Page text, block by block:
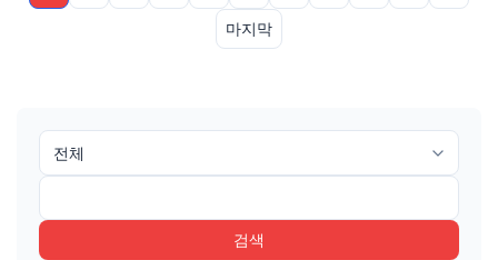
마지막
검색